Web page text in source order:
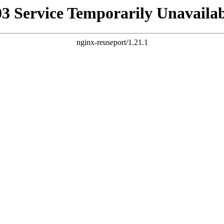
Service Temporarily
nginx-reuseport/1.21.1